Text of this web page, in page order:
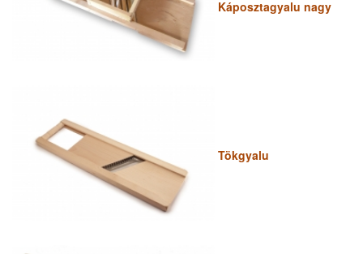
Káposztagyalu nagy
Tökgyalu